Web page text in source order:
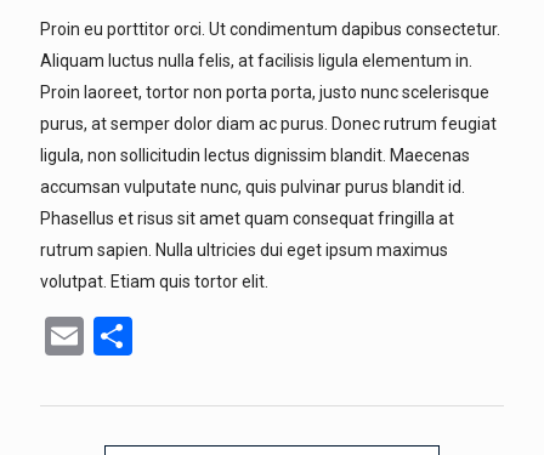
Proin eu porttitor orci. Ut condimentum dapibus consectetur.
Aliquam luctus nulla felis, at facilisis ligula elementum in.
Proin laoreet, tortor non porta porta, justo nunc scelerisque
purus, at semper dolor diam ac purus. Donec rutrum feugiat
ligula, non sollicitudin lectus dignissim blandit. Maecenas
accumsan vulputate nunc, quis pulvinar purus blandit id.
Phasellus et risus sit amet quam consequat fringilla at
rutrum sapien. Nulla ultricies dui eget ipsum maximus
volutpat. Etiam quis tortor elit.
Email